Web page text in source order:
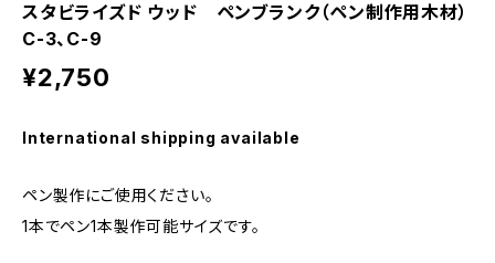
スタビライズド ウッド ペンブランク（ペン制作用木材）
C-3、C-9
¥2,750
International shipping available
ペン製作にご使用ください。
1本でペン1本製作可能サイズです。